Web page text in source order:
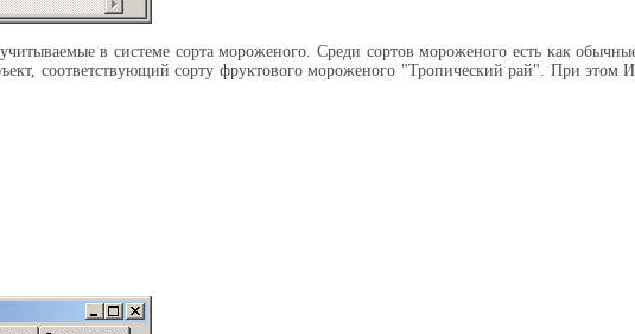
в системе сорта мороженого. Среди сортов мороженого есть как
соответствующий сорту фруктового мороженого "Тропический рай". При этом